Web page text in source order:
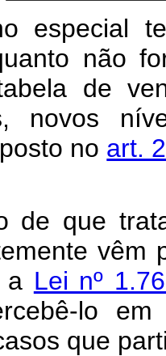
especial
não
de
novos
no art.
de que
vêm
a Lei nº
lo
que